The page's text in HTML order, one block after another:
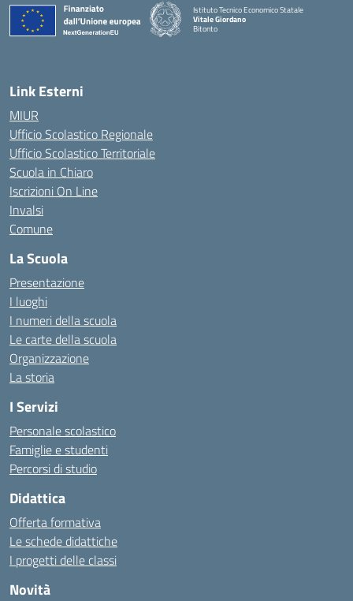
Istituto Tecnico Economico Statale
Vitale Giordano
Bitonto
Link Esterni
MIUR
Ufficio Scolastico Regionale
Ufficio Scolastico Territoriale
Scuola in Chiaro
Iscrizioni On Line
Invalsi
Comune
La Scuola
Presentazione
I luoghi
I numeri della scuola
Le carte della scuola
Organizzazione
La storia
I Servizi
Personale scolastico
Famiglie e studenti
Percorsi di studio
Didattica
Offerta formativa
Le schede didattiche
I progetti delle classi
Novità